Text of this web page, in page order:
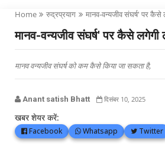
Home रुद्रप्रयाग मानव-वन्यजीव संघर्ष' पर कैसे
मानव-वन्यजीव संघर्ष' पर कैसे लगेगी
मानव वन्यजीव संघर्ष को कम कैसे किया जा सकता है,
Anant satish Bhatt दिसंबर 10, 2025
खबर शेयर करें:
Facebook Whatsapp Twitter